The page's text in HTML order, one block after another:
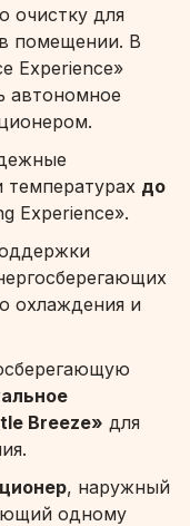
очистку для
помещении. В
Experience»
автономное
температурах до
Experience».
охлаждения и
Breeze» для
, наружный
одному